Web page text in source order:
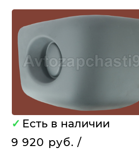
✓ Есть в наличии
9 920 руб. /